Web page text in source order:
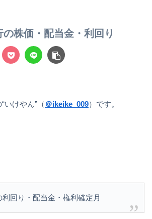
株価・配当金・利回り
いけやん”（ ＠ikeike_009）です。
利回り・配当金・権利確定月